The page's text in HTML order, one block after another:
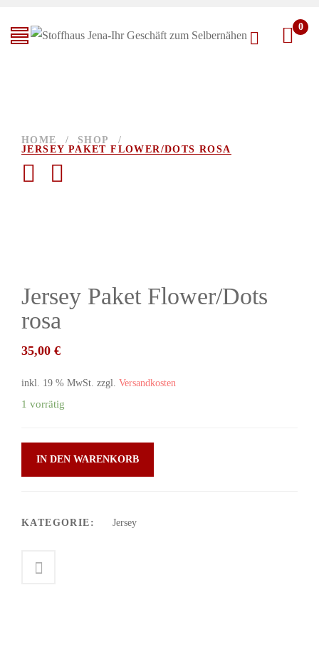
0
HOME / SHOP
/
JERSEY PAKET FLOWER/DOTS ROSA
Jersey Paket Flower/Dots
rosa
35,00 €
inkl. 19 % MwSt. zzgl. Versandkosten
1 vorrätig
IN DEN WARENKORB
KATEGORIE: Jersey